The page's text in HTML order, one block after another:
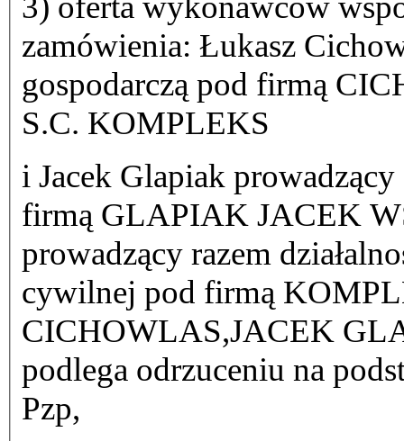
zamówienia: Łukasz
gospodarczą pod firmą
S.C. KOMPLEKS
i Jacek Glapiak prowadzący
firmą GLAPIAK JACEK
prowadzący razem
cywilnej pod firmą
CICHOWLAS,JACEK
podlega odrzuceniu na
Pzp,